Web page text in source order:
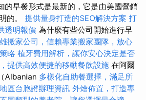
的早餐形式是最新的，它是由美國營銷
的。 提供量身打造的SEO解決方案 打
透明報價 為什麼有些公司開始進行早
搬家公司，信賴專業搬家團隊，放心
略 植牙費用解析，讓你安心決定是否
提供高效便捷的移動餐飲設施 在阿爾
Albanian 多樣化自助餐選擇，滿足所
區台胞證辦理資訊 外燴佈置，打造專